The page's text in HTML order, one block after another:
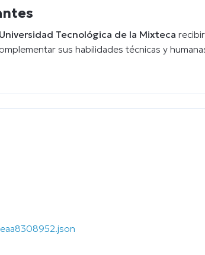
Universidad Tecnológica de la Mixteca
sus habilidades técnicas y